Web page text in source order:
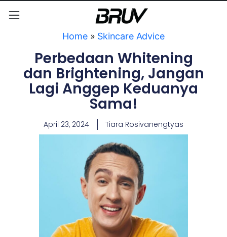
Home» Skincare Advice
Perbedaan Whitening
dan Brightening, Jangan
Lagi Anggep Keduanya
Sama!
April 23, 2024 Tiara Rosivanengtyas